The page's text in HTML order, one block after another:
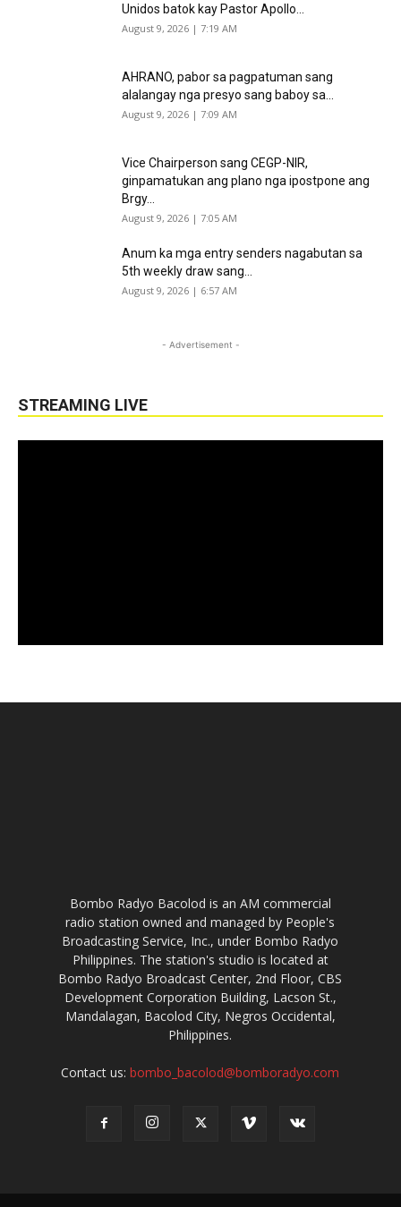
Unidos batok kay Pastor Apollo...
August 9, 2026 | 7:19 AM
AHRANO, pabor sa pagpatuman sang
alalangay nga presyo sang baboy sa...
August 9, 2026 | 7:09 AM
Vice Chairperson sang CEGP-NIR,
ginpamatukan ang plano nga ipostpone ang
Brgy...
August 9, 2026 | 7:05 AM
Anum ka mga entry senders nagabutan sa
5th weekly draw sang...
August 9, 2026 | 6:57 AM
- Advertisement -
STREAMING LIVE
Bombo Radyo Bacolod is an AM commercial
radio station owned and managed by People's
Broadcasting Service, Inc., under Bombo Radyo
Philippines. The station's studio is located at
Bombo Radyo Broadcast Center, 2nd Floor, CBS
Development Corporation Building, Lacson St.,
Mandalagan, Bacolod City, Negros Occidental,
Philippines.
Contact us:bombo_bacolod@bomboradyo.com